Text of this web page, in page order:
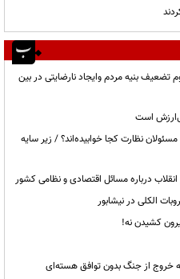
تضعیف بنیه مردم وایجاد نارضایتی در بین
بی‌ارزش است
نظارت کجا خوابیده‌اند؟ / زیر سایه
درباره مسائل اقتصادی و نظامی کشور
کشیدن نه!
به خروج از جنگ بدون توافق هسته‌ای